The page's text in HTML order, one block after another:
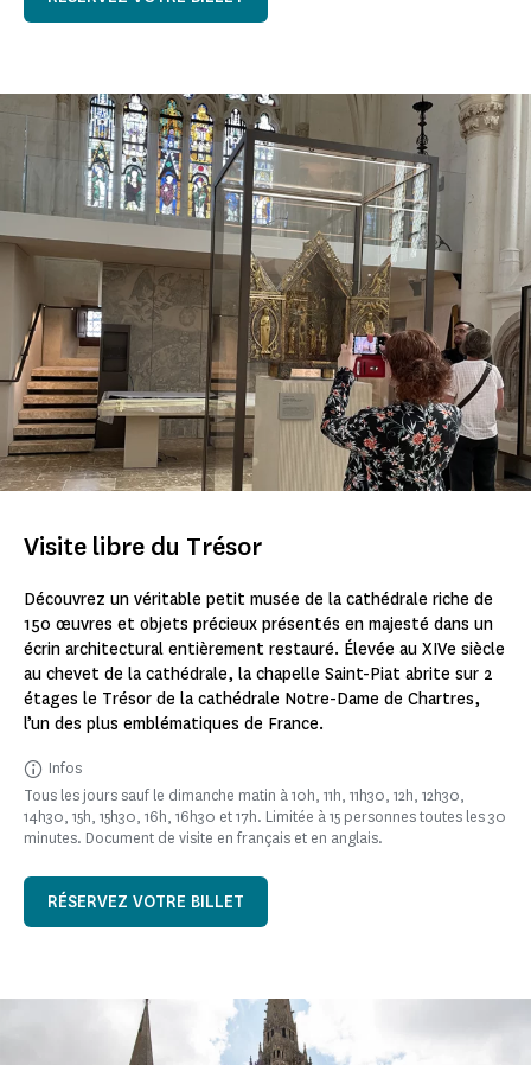
Visite libre du Trésor
Découvrez un véritable petit musée de la cathédrale riche de
150 œuvres et objets précieux présentés en majesté dans un
écrin architectural entièrement restauré. Élevée au XIVe siècle
au chevet de la cathédrale, la chapelle Saint-Piat abrite sur 2
étages le Trésor de la cathédrale Notre-Dame de Chartres,
l’un des plus emblématiques de France.
Infos
Tous les jours sauf le dimanche matin à 10h, 11h, 11h30, 12h, 12h30,
14h30, 15h, 15h30, 16h, 16h30 et 17h. Limitée à 15 personnes toutes les 30
minutes. Document de visite en français et en anglais.
RÉSERVEZ VOTRE BILLET